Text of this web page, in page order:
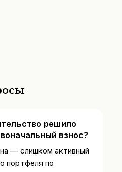
решило
взнос?
— слишком активный
портфеля по